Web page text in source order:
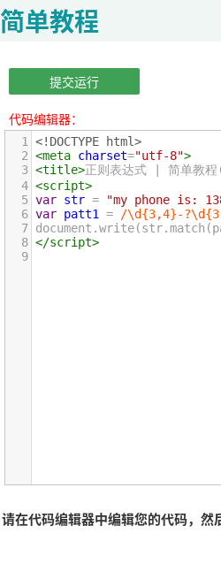
简单教程
提交运行
代码编辑器：
1
<!DOCTYPE html>
2 <meta charset="utf-8">
3 <title>正则表达式 | 简单教
4 <script>
5 var str = "my phone is:
6 var patt1 = /\d{3,4}-
7 document .write(str.match (
8 </script>
9
请在代码编辑器中编辑您的代码，